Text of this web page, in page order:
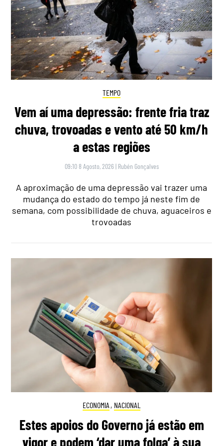
TEMPO
Vem aí uma depressão: frente fria traz
chuva, trovoadas e vento até 50 km/h
a estas regiões
09:10 8 Agosto, 2026 | Rubén Gonçalves
A aproximação de uma depressão vai trazer uma
mudança do estado do tempo já neste fim de
semana, com possibilidade de chuva, aguaceiros e
trovoadas
ECONOMIA , NACIONAL
Estes apoios do Governo já estão em
vigor e podem ‘dar uma folga’ à sua